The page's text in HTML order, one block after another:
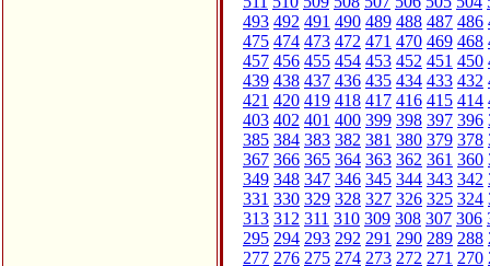
493 492 491 490 489 488 487 486
475 474 473 472 471 470 469 468
457 456 455 454 453 452 451 450
439 438 437 436 435 434 433 432
421 420 419 418 417 416 415 414
403 402 401 400 399 398 397 396
385 384 383 382 381 380 379 378
367 366 365 364 363 362 361 360
349 348 347 346 345 344 343 342
331 330 329 328 327 326 325 324
313 312 311 310 309 308 307 306
295 294 293 292 291 290 289 288
277 276 275 274 273 272 271 270